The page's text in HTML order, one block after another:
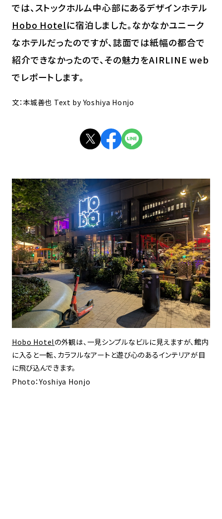
では、ストックホルム中心部にあるデザインホテル
Hobo Hotelに宿泊しました。なかなかユニーク
なホテルだったのですが、誌面では紙幅の都合で
紹介できなかったので、その魅力をAIRLINE web
でレポートします。
文：本城善也 Text by Yoshiya Honjo
Hobo Hotelの外観は、一見シンプルなビルに見えますが、館内
に入ると一転、カラフルなアートと遊び心のあるインテリアが目
に飛び込んできます。
Photo：Yoshiya Honjo